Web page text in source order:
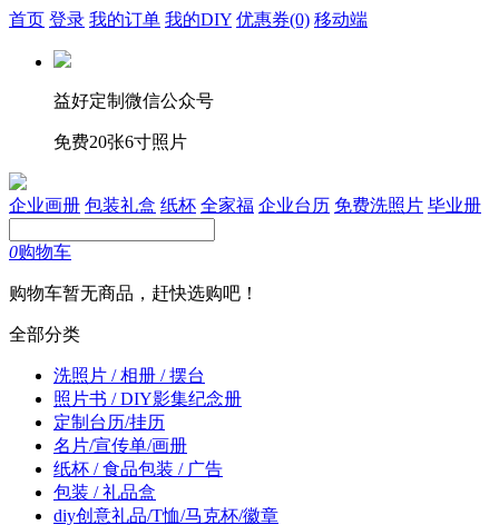
首页 登录 我的订单 我的DIY 优惠券(0) 移动端
益好定制微信公众号
免费20张6寸照片
企业画册 包装礼盒 纸杯 全家福 企业台历 免费洗照片 毕业册
0购物车
购物车暂无商品，赶快选购吧！
全部分类
洗照片 / 相册 / 摆台
照片书 / DIY影集纪念册
定制台历/挂历
名片/宣传单/画册
纸杯 / 食品包装 / 广告
包装 / 礼品盒
diy创意礼品/T恤/马克杯/徽章